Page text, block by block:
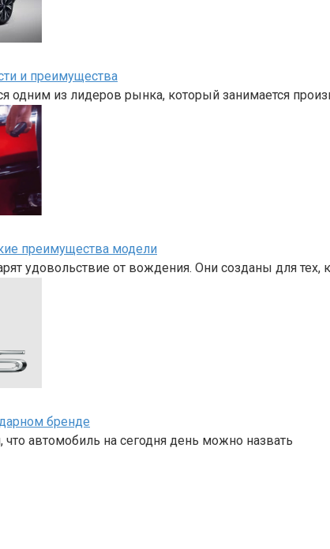
и преимущества
одним из лидеров рынка, который занимается
преимущества модели
удовольствие от вождения. Они созданы для тех,
бренде
автомобиль на сегодня день можно назвать